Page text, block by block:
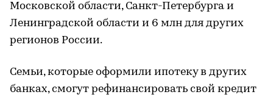
Московской области, Санкт-Петербурга и
Ленинградской области и 6 млн для других
регионов России.
Семьи, которые оформили ипотеку в других
банках, смогут рефинансировать свой кредит